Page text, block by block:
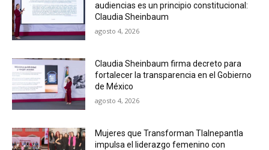
audiencias es un principio constitucional:
Claudia Sheinbaum
agosto 4, 2026
Claudia Sheinbaum firma decreto para
fortalecer la transparencia en el Gobierno
de México
agosto 4, 2026
Mujeres que Transforman Tlalnepantla
impulsa el liderazgo femenino con